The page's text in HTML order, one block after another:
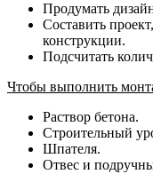
Продумать
Составить
конструкции.
Подсчитать
Чтобы выполнить
Раствор бетона.
Строительный
Шпателя.
Отвес и